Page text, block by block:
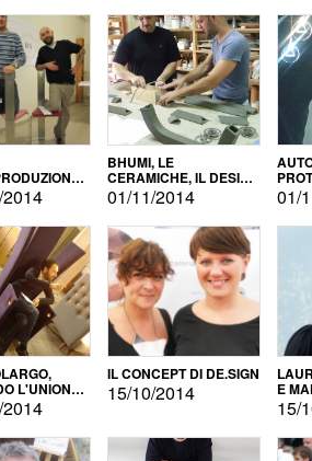
BHUMI, LE
CERAMICHE, IL DESIGN
E L'AUTOPRODUZIONE
01/11/2014 01/
L'UNIONE
E
IL CONCEPT DI DE.SIGN
15/10/2014 E
15/